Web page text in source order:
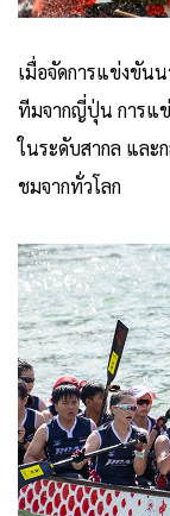
เมื่อจัดการแข่งขัน
ทีมจากญี่ปุ่น การแข่
ในระดับสากล และ
ชมจากทั่วโลก